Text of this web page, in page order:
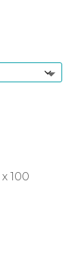
x 100